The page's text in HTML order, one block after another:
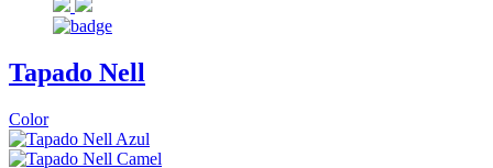
Tapado Nell
Color